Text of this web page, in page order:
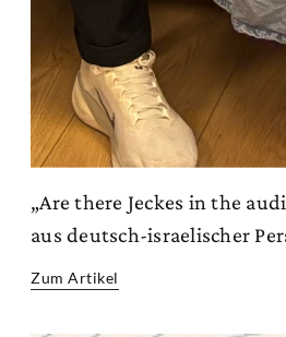
„Are there Jeckes in the
aus deutsch-israelischer
Zum Artikel